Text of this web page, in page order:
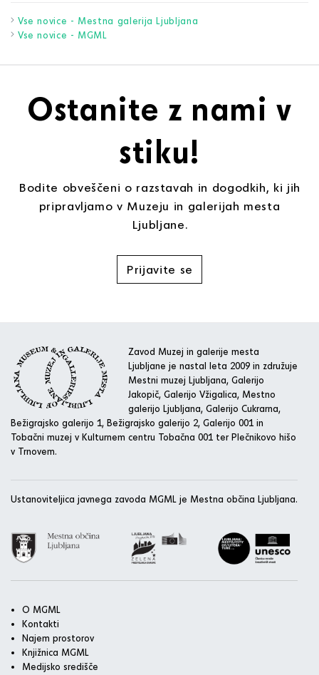
Vse novice - Mestna galerija Ljubljana
Vse novice - MGML
Ostanite z nami v
stiku!
Bodite obveščeni o razstavah in dogodkih, ki jih
pripravljamo v Muzeju in galerijah mesta
Ljubljane.
Prijavite se
Zavod Muzej in galerije mesta
Ljubljane je nastal leta 2009 in združuje
Mestni muzej Ljubljana, Galerijo
Jakopič, Galerijo Vžigalica, Mestno
galerijo Ljubljana, Galerijo Cukrarna,
Bežigrajsko galerijo 1, Bežigrajsko galerijo 2, Galerijo 001 in
Tobačni muzej v Kulturnem centru Tobačna 001 ter Plečnikovo hišo
v Trnovem.
Ustanoviteljica javnega zavoda MGML je Mestna občina Ljubljana.
O MGML
Kontakti
Najem prostorov
Knjižnica MGML
Medijsko središče